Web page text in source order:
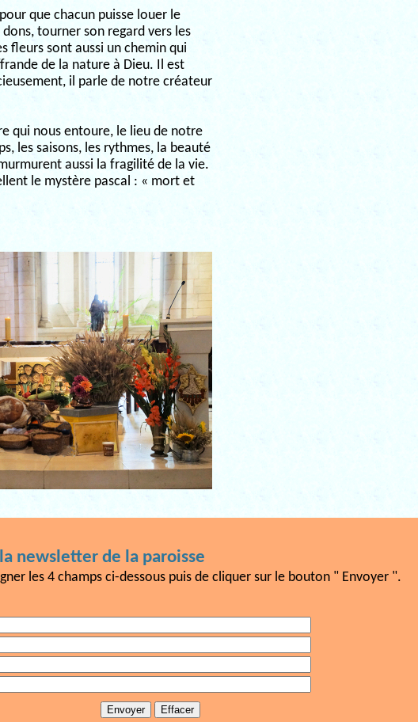
que chacun puisse louer le
tourner son regard vers les
fleurs sont aussi un chemin qui
de la nature à Dieu. Il est
il parle de notre créateur
qui nous entoure, le lieu de notre
les saisons, les rythmes, la beauté
aussi la fragilité de la vie.
le mystère pascal : « mort et
newsletter de la paroisse
les 4 champs ci-dessous puis de cliquer sur le bouton " Envoyer ".